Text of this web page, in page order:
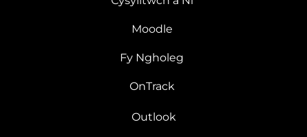
Moodle
Fy Ngholeg
OnTrack
Outlook